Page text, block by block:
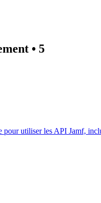
• 5
utiliser les API Jamf,